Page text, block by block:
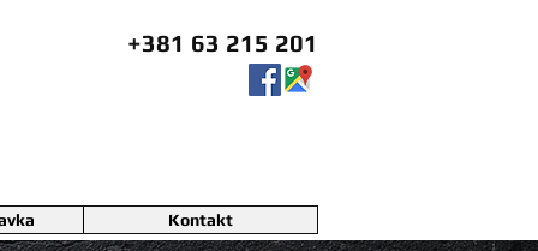
+381 63 215 201
Kontakt